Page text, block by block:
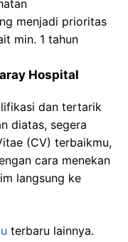
menjadi prioritas
min. 1 tahun
Hospital
dan tertarik
diatas, segera
(CV) terbaikmu,
cara menekan
langsung ke
terbaru lainnya.